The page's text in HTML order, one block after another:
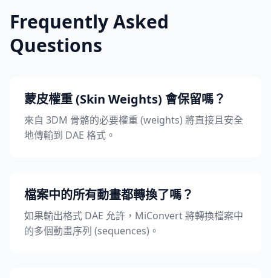
Frequently Asked
Questions
蒙皮權重 (Skin Weights) 會保留嗎？
來自 3DM 骨骼的必要權重 (weights) 將直接且安全
地傳輸到 DAE 格式。
檔案中的所有動畫都轉換了嗎？
如果輸出格式 DAE 允許，MiConvert 將轉換檔案中
的多個動畫序列 (sequences)。